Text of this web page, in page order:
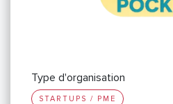
Type d'organisation
STARTUPS / PME